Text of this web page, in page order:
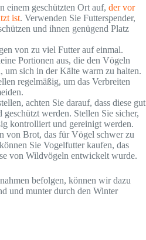
einem geschützten Ort auf, der vor
ist. Verwenden Sie Futterspender,
und ihnen genügend Platz
von zu viel Futter auf einmal.
Portionen aus, die den Vögeln
um sich in der Kälte warm zu halten.
regelmäßig, um das Verbreiten
achten Sie darauf, dass diese gut
werden. Stellen Sie sicher,
kontrolliert und gereinigt werden.
von Brot, das für Vögel schwer zu
Sie Vogelfutter kaufen, das
von Wildvögeln entwickelt wurde.
befolgen, können wir dazu
und munter durch den Winter